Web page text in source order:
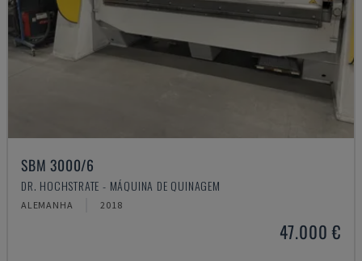
SBM 3000/6
DR. HOCHSTRATE - MÁQUINA DE QUINAGEM
ALEMANHA 2018
47.000 €